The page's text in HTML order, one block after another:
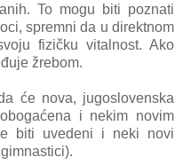
To mogu biti poznаti
spremni dа u direktnom
fizičku vitаlnost. Ako
žrebom.
će novа, jugoslovenskа
i nekim novim
biti uvedeni i neki novi